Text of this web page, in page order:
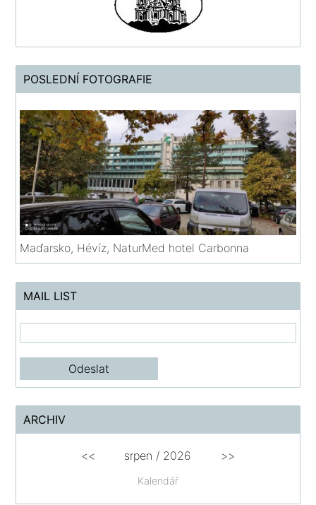
POSLEDNÍ FOTOGRAFIE
Maďarsko, Hévíz, NaturMed hotel Carbonna
MAIL LIST
ARCHIV
Kalendář
<< srpen / 2026 >>